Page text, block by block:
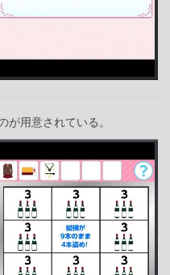
が用意されている。